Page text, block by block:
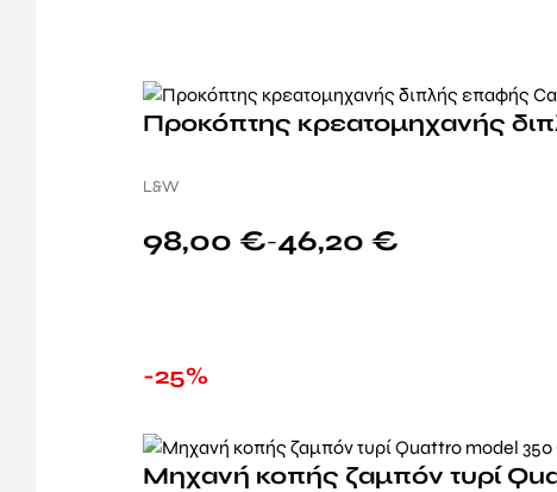
Προκόπτης κρεατομηχανής
L&W
46,20 €
–
98,00 €
-25%
Μηχανή κοπής ζαμπόν τυρί